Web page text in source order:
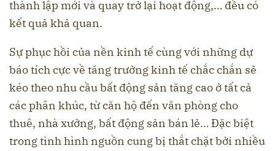
thành lập mới và quay trở lại hoạt động,… đều có
kết quả khả quan.
Sự phục hồi của nền kinh tế cùng với những dự
báo tích cực về tăng trưởng kinh tế chắc chắn sẽ
kéo theo nhu cầu bất động sản tăng cao ở tất cả
các phân khúc, từ căn hộ đến văn phòng cho
thuê, nhà xưởng, bất động sản bán lẻ… Đặc biệt
trong tình hình nguồn cung bị thắt chặt bởi nhiều